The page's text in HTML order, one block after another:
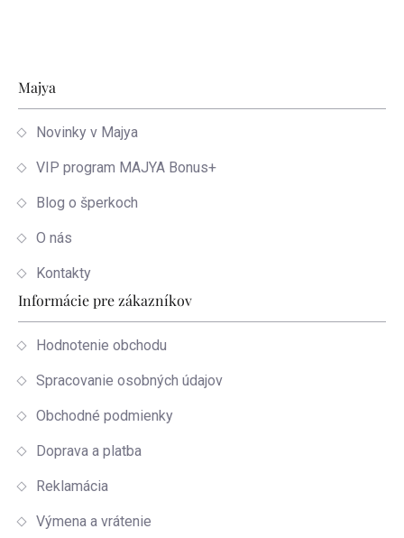
Zápätie
Majya
Novinky v Majya
VIP program MAJYA Bonus+
Blog o šperkoch
O nás
Kontakty
Informácie pre zákazníkov
Hodnotenie obchodu
Spracovanie osobných údajov
Obchodné podmienky
Doprava a platba
Reklamácia
Výmena a vrátenie